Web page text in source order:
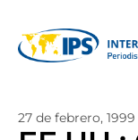
27 de febrero, 1999